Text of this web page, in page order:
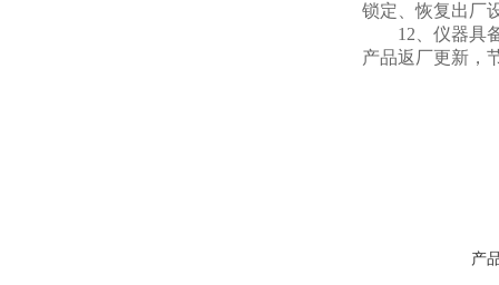
锁定、恢复出厂
12、仪器具备
产品返厂更新，
产